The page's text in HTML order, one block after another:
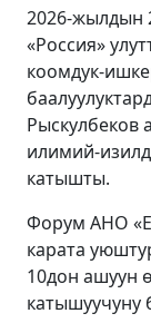
2026-жылдын
«Россия»
коомдук-
Рыскулбеков
илимий-
катышты.
Форум АНО
карата
10дон ашуун
катышуучуну